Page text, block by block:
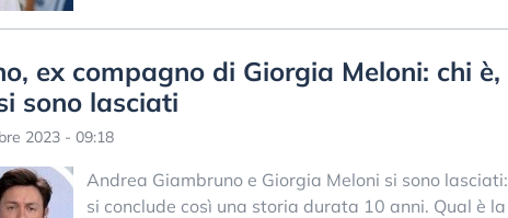
ex compagno di Giorgia Meloni: chi è,
sono lasciati
2023 - 09:18
Andrea Giambruno e Giorgia Meloni si sono lasciati:
si conclude così una storia durata 10 anni. Qual è la